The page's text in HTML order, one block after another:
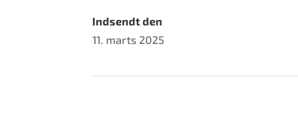
Indsendt den
11. marts 2025